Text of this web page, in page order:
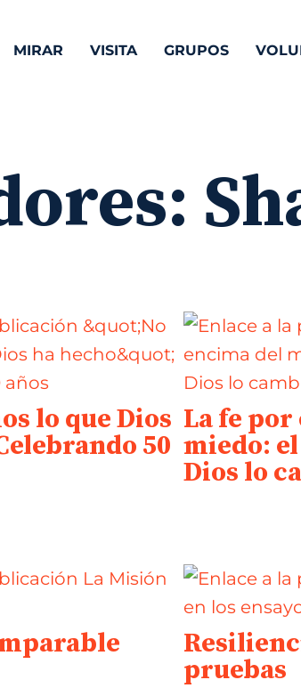
MIRAR VISITA GRUPOS
lo que Dios
50
La fe
miedo:
Dios lo
pruebas